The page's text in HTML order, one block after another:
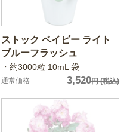
ストック ベイビー ライト
ブルーフラッシュ
・約3000粒 10mL 袋
通常価格 3,520円(税込)